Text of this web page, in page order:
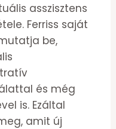
asszisztens
Ferriss saját
be,
és még
is. Ezáltal
amit új